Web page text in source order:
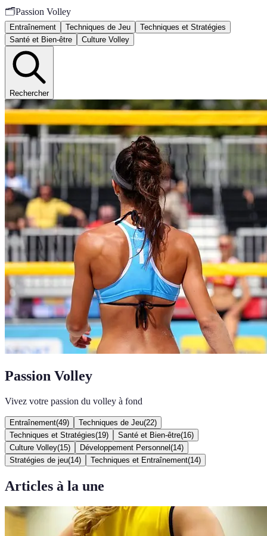
🗂️Passion Volley
Entraînement Techniques de Jeu
Techniques et Stratégies
Santé et Bien-être
Culture Volley
Rechercher
Passion Volley
Vivez votre passion du volley à fond
Entraînement(49) Techniques de Jeu(22)
Techniques et Stratégies(19) Santé et Bien-être(16)
Culture Volley(15) Développement Personnel (14)
Stratégies de jeu(14) Techniques et Entraînement(14)
Articles à la une